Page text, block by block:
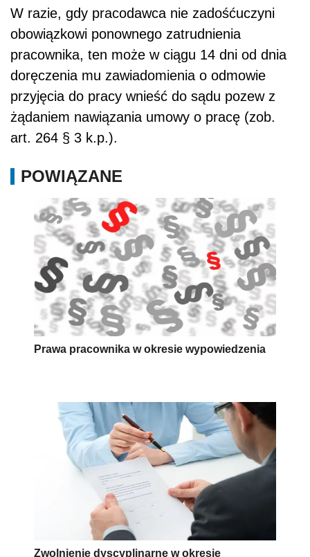
W razie, gdy pracodawca nie zadośćuczyni
obowiązkowi ponownego zatrudnienia
pracownika, ten może w ciągu 14 dni od dnia
doręczenia mu zawiadomienia o odmowie
przyjęcia do pracy wnieść do sądu pozew z
żądaniem nawiązania umowy o pracę (zob.
art. 264 § 3 k.p.).
POWIĄZANE
Prawa pracownika w okresie wypowiedzenia
Zwolnienie dyscyplinarne w okresie